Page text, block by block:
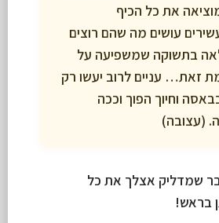
את כל הכיף
עושים מה שהם רוצים
בתשוקה שמשפיעה על
זאת… עניים לרוב יעשו רק
וחיוך הפוך וככה
(עצובה)
שמדליק אצלך את כל
בראש!